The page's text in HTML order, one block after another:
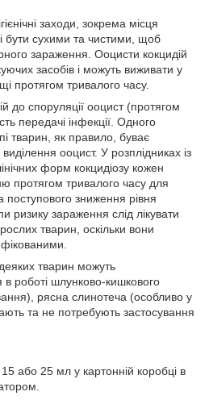
заходи, зокрема місця
бути сухими та чистими, щоб
зараження. Ооцисти кокцидій
засобів і можуть виживати у
протягом тривалого часу.
до споруляції ооцист (протягом
передачі інфекції. Одного
тварин, як правило, буває
ооцист. У розплідниках із
форм кокцидіозу кожен
протягом тривалого часу для
зниження рівня
ризику зараження слід лікувати
тварин, оскільки вони
тварин можуть
в роботі шлунково-кишкового
рясна слинотеча (особливо у
та не потребують застосування
або 25 мл у картонній коробці в